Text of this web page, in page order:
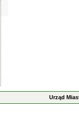
Urząd